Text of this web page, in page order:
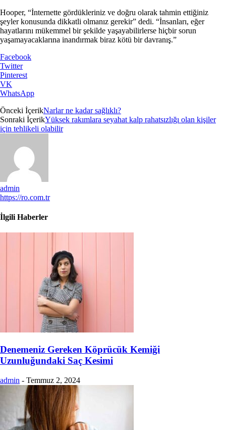
Hooper, “İnternette gördükleriniz ve doğru olarak tahmin ettiğiniz
şeyler konusunda dikkatli olmanız gerekir” dedi. “İnsanları, eğer
hayatlarını mükemmel bir şekilde yaşayabilirlerse hiçbir sorun
yaşamayacaklarına inandırmak biraz kötü bir davranış.”
Facebook
Twitter
Pinterest
VK
WhatsApp
Önceki İçerikNarlar ne kadar sağlıklı?
Sonraki İçerikYüksek rakımlara seyahat kalp rahatsızlığı olan kişiler
için tehlikeli olabilir
admin
https://ro.com.tr
İlgili Haberler
Denemeniz Gereken Köprücük Kemiği
Uzunluğundaki Saç Kesimi
admin - Temmuz 2, 2024